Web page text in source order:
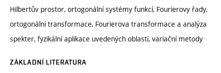
Hilbertův prostor, ortogonální systémy funkcí, Fourierovy řady,
ortogonální transformace, Fourierova transformace a analýza
spekter, fyzikální aplikace uvedených oblastí, variační metody
ZÁKLADNÍ LITERATURA